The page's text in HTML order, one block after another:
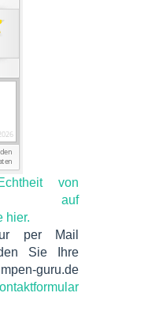
von
auf
hier.
per Mail
Sie Ihre
guru.de